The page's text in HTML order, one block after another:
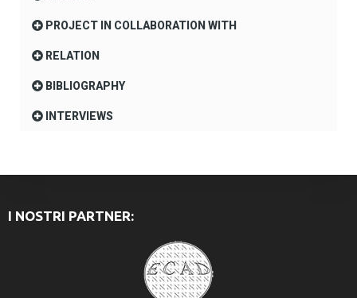
PROJECT IN COLLABORATION WITH
RELATION
BIBLIOGRAPHY
INTERVIEWS
I NOSTRI PARTNER: